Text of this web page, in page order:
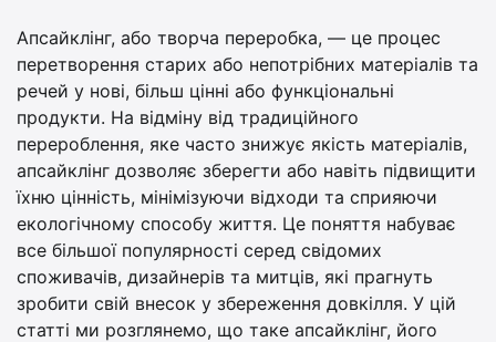
Апсайклінг, або творча переробка, — це процес
перетворення старих або непотрібних матеріалів та
речей у нові, більш цінні або функціональні
продукти. На відміну від традиційного
перероблення, яке часто знижує якість матеріалів,
апсайклінг дозволяє зберегти або навіть підвищити
їхню цінність, мінімізуючи відходи та сприяючи
екологічному способу життя. Це поняття набуває
все більшої популярності серед свідомих
споживачів, дизайнерів та митців, які прагнуть
зробити свій внесок у збереження довкілля. У цій
статті ми розглянемо, що таке апсайклінг, його